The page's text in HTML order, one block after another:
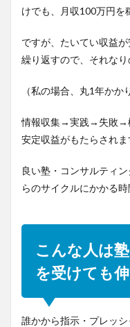
けでも、月収100万円を
ですが、たいてい収益
繰り返すので、それなり
（私の場合、丸1年かか
情報収集→実践→失敗→
安定収益がもたらされま
良い塾・コンサルティ
らのサイクルにかかる
こんな人は
を受けても
誰かから指示・プレッ